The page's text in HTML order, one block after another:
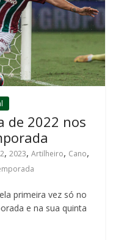
de 2022 nos
,2023,Artilheiro, Cano,
primeira vez só no
e na sua quinta